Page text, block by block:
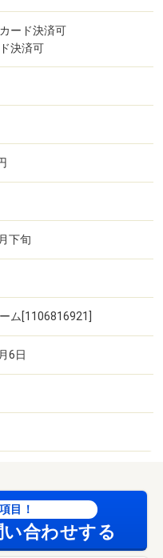
ード決済可
決済可
下旬
ム[1106816921]
6日
目！
合わせする